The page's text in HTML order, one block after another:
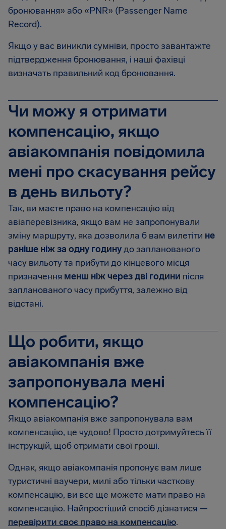
бронювання» або «PNR» (Passenger Name
Record).
Якщо у вас виникли сумніви, просто завантажте
підтвердження бронювання, і наші фахівці
визначать правильний код бронювання.
Чи можу я отримати
компенсацію, якщо
авіакомпанія повідомила
мені про скасування рейсу
в день вильоту?
Так, ви маєте право на компенсацію від
авіаперевізника, якщо вам не запропонували
зміну маршруту, яка дозволила б вам вилетіти не
раніше ніж за одну годинудо запланованого
часу вильоту та прибути до кінцевого місця
призначення менш ніж через дві години після
запланованого часу прибуття, залежно від
відстані.
Що робити, якщо
авіакомпанія вже
запропонувала мені
компенсацію?
Якщо авіакомпанія вже запропонувала вам
компенсацію, це чудово! Просто дотримуйтесь її
інструкцій, щоб отримати свої гроші.
Однак, якщо авіакомпанія пропонує вам лише
туристичні ваучери, милі або тільки часткову
компенсацію, ви все ще можете мати право на
компенсацію. Найпростіший спосіб дізнатися —
перевірити своє право на компенсацію.